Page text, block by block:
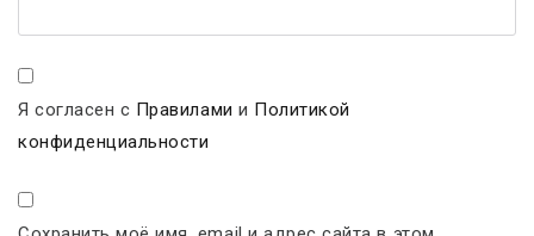
Я согласен с Правилами и Политикой
конфиденциальности